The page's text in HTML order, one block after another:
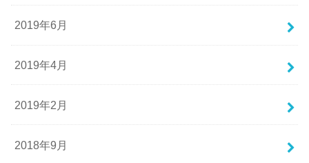
2019年6月
2019年4月
2019年2月
2018年9月